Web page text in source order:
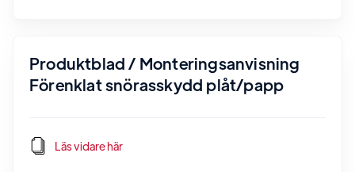
Produktblad / Monteringsanvisning
Förenklat snörasskydd plåt/papp
Läs vidare här